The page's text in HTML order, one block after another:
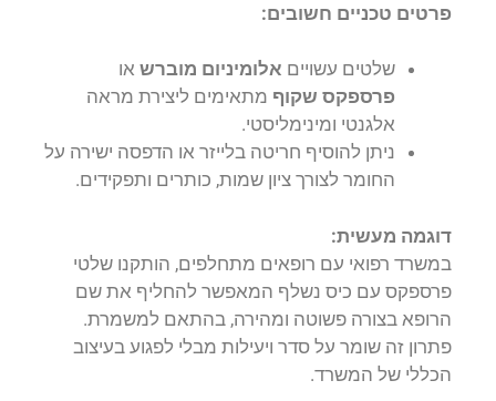
פרטים טכניים חשובים:
שלטים עשויים אלומיניום מוברש או
פרספקס שקוף מתאימים ליצירת מראה
אלגנטי ומינימליסטי.
ניתן להוסיף חריטה בלייזר או הדפסה ישירה על
החומר לצורך ציון שמות, כותרים ותפקידים.
דוגמה מעשית:
במשרד רפואי עם רופאים מתחלפים, הותקנו שלטי
פרספקס עם כיס נשלף המאפשר להחליף את שם
הרופא בצורה פשוטה ומהירה, בהתאם למשמרת.
פתרון זה שומר על סדר ויעילות מבלי לפגוע בעיצוב
הכללי של המשרד.